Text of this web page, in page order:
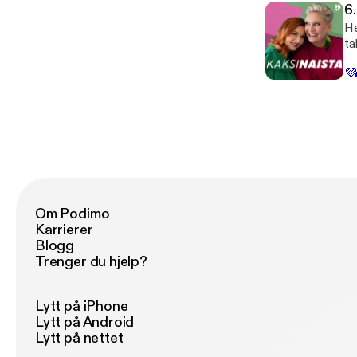
💜
Om Podimo
Karrierer
Blogg
Trenger du hjelp?
Lytt på iPhone
Lytt på Android
Lytt på nettet